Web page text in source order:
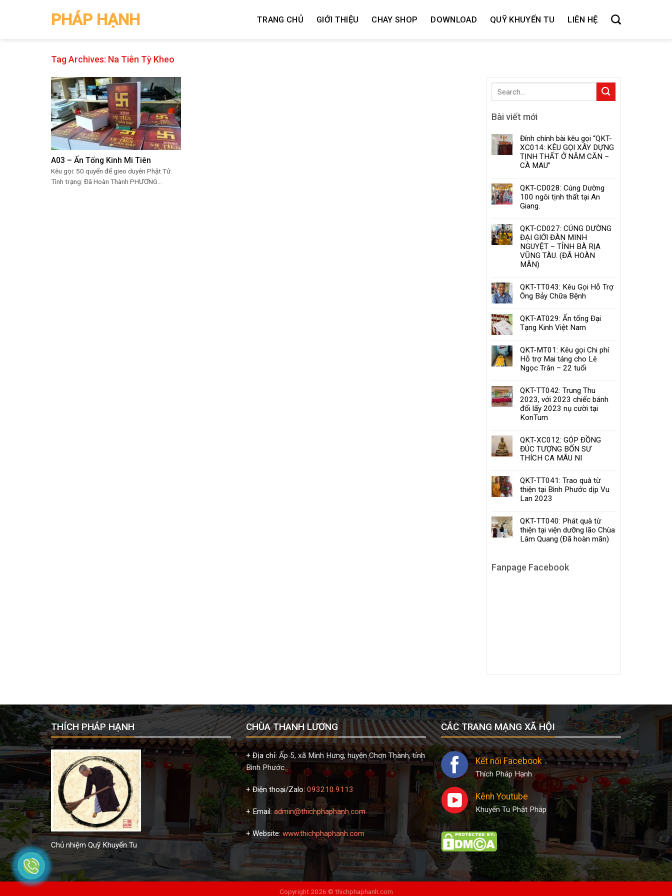
PHÁP HẠNH TRANG CHỦ GIỚI THIỆU CHAY SHOP DOWNLOAD QUỸ KHUYẾN TU LIÊN HỆ
Tag Archives: Na Tiên Tỳ Kheo
A03 – Ấn Tống Kinh Mi Tiên
Kêu gọi: 50 quyển để gieo duyên Phật Tử.
Tình trạng: Đã Hoàn Thành PHƯƠNG...
Bài viết mới
Đính chính bài kêu gọi “QKT-
XC014: KÊU GỌI XÂY DỰNG
TỊNH THẤT Ở NĂM CĂN –
CÀ MAU”
QKT-CD028: Cúng Dường
100 ngôi tịnh thất tại An
Giang.
QKT-CD027: CÚNG DƯỜNG
ĐẠI GIỚI ĐÀN MINH
NGUYỆT – TỈNH BÀ RỊA
VŨNG TÀU. (ĐÃ HOÀN
MÃN)
QKT-TT043: Kêu Gọi Hỗ Trợ
Ông Bảy Chữa Bệnh
QKT-AT029: Ấn tống Đại
Tạng Kinh Việt Nam
QKT-MT01: Kêu gọi Chi phí
Hỗ trợ Mai táng cho Lê
Ngọc Trân – 22 tuổi
QKT-TT042: Trung Thu
2023, với 2023 chiếc bánh
đổi lấy 2023 nụ cười tại
KonTum
QKT-XC012: GÓP ĐỒNG
ĐÚC TƯỢNG BỔN SƯ
THÍCH CA MÂU NI
QKT-TT041: Trao quà từ
thiện tại Bình Phước dịp Vu
Lan 2023
QKT-TT040: Phát quà từ
thiện tại viện dưỡng lão Chùa
Lâm Quang (Đã hoàn mãn)
Fanpage Facebook
THÍCH PHÁP HẠNH
Chủ nhiệm Quỹ Khuyến Tu
CHÙA THANH LƯƠNG
+ Địa chỉ:Ấp 5, xã Minh Hưng, huyện Chơn Thành, tỉnh
Bình Phước.
+ Điện thoại/Zalo: 093210.9113
+ Email: admin@thichphaphanh.com
+ Website: www.thichphaphanh.com
CÁC TRANG MẠNG XÃ HỘI
Kết nối Facebook
Thích Pháp Hạnh
Kênh Youtube
Khuyến Tu Phật Pháp
Copyright 2026 © thichphaphanh.com